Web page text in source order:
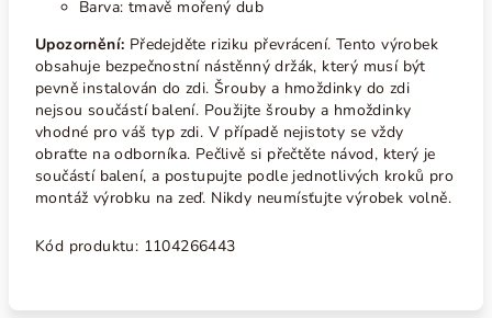
Barva: tmavě mořený dub
Upozornění: Předejděte riziku převrácení. Tento výrobek
obsahuje bezpečnostní nástěnný držák, který musí být
pevně instalován do zdi. Šrouby a hmoždinky do zdi
nejsou součástí balení. Použijte šrouby a hmoždinky
vhodné pro váš typ zdi. V případě nejistoty se vždy
obraťte na odborníka. Pečlivě si přečtěte návod, který je
součástí balení, a postupujte podle jednotlivých kroků pro
montáž výrobku na zeď. Nikdy neumísťujte výrobek volně.
Kód produktu: 1104266443